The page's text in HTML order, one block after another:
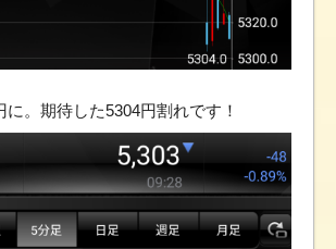
に。期待した5304円割れです！